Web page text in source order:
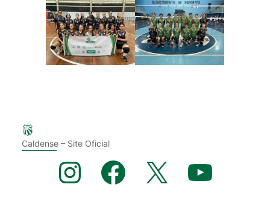
Caldense – Site Oficial
Instagram Facebook X YouTube